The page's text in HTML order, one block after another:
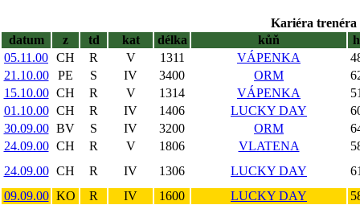
Kariéra trenéra
datum
z td kat délka kůň
05.11.00 CH R V 1311 VÁPENKA
21.10.00
PE S IV 3400 ORM
15.10.00 CH R V 1314 VÁPENKA
01.10.00 CH R IV 1406 LUCKY DAY
30.09.00 BV S IV 3200 ORM
24.09.00 CH R V 1806 VLATENA
24.09.00 CH R IV 1306 LUCKY DAY
09.09.00 KO R IV 1600 LUCKY DAY